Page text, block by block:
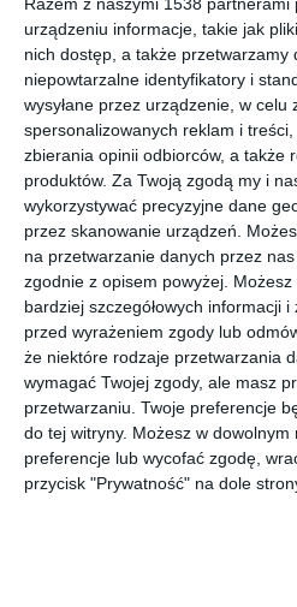
Razem z naszymi 1538 partnerami
urządzeniu informacje, takie jak
nich dostęp, a także przetwarzamy
niepowtarzalne identyfikatory i
wysyłane przez urządzenie, w celu
spersonalizowanych reklam i
zbierania opinii odbiorców, a także
produktów. Za Twoją zgodą my i
wykorzystywać precyzyjne dane
przez skanowanie urządzeń.
na przetwarzanie danych przez
zgodnie z opisem powyżej.
bardziej szczegółowych informacji
przed wyrażeniem zgody lub
że niektóre rodzaje przetwarzania
wymagać Twojej zgody, ale masz
przetwarzaniu. Twoje preferencje
do tej witryny. Możesz w
preferencje lub wycofać zgodę,
przycisk "Prywatność" na dole
Miedziane płytki w
łazience